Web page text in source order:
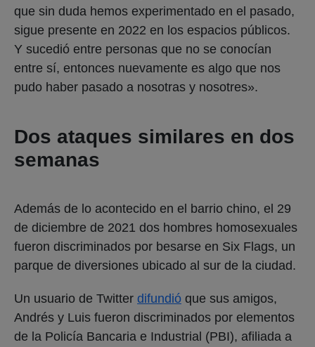
que sin duda hemos experimentado en el pasado,
sigue presente en 2022 en los espacios públicos.
Y sucedió entre personas que no se conocían
entre sí, entonces nuevamente es algo que nos
pudo haber pasado a nosotras y nosotres».
Dos ataques similares en dos
semanas
Además de lo acontecido en el barrio chino, el 29
de diciembre de 2021 dos hombres homosexuales
fueron discriminados por besarse en Six Flags, un
parque de diversiones ubicado al sur de la ciudad.
Un usuario de Twitter difundió que sus amigos,
Andrés y Luis fueron discriminados por elementos
de la Policía Bancaria e Industrial (PBI), afiliada a